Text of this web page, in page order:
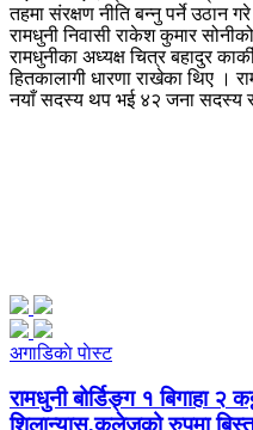
तहमा संरक्षण नीति बन्नु पर्ने उठान
रामधुनी निवासी राकेश कुमार
रामधुनीका अध्यक्ष चित्र बहादुर
हितकालागी धारणा राखेका थिए ।
नयाँ सदस्य थप भई ४२ जना सदस्य
अगाडिकाे पाेस्ट
रामधुनी बोर्डिङ्ग १ बिगाहा २